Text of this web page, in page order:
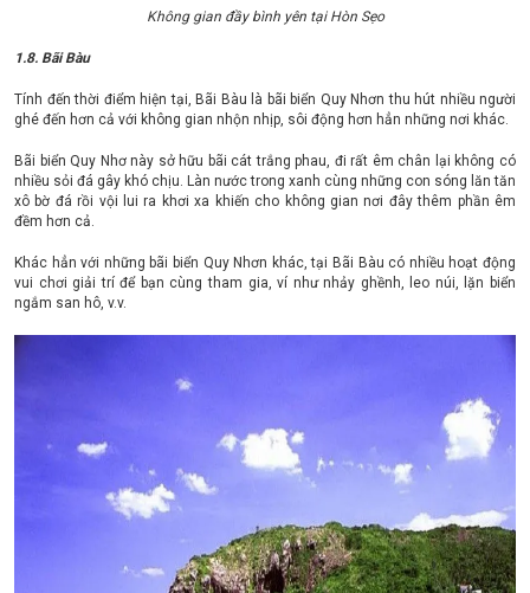
Không gian đầy bình yên tại Hòn Sẹo
1.8. Bãi Bàu
Tính đến thời điểm hiện tại, Bãi Bàu là bãi biển Quy Nhơn thu hút nhiều người
ghé đến hơn cả với không gian nhộn nhịp, sôi động hơn hẳn những nơi khác.
Bãi biển Quy Nhơ này sở hữu bãi cát trắng phau, đi rất êm chân lại không có
nhiều sỏi đá gây khó chịu. Làn nước trong xanh cùng những con sóng lăn tăn
xô bờ đá rồi vội lui ra khơi xa khiến cho không gian nơi đây thêm phần êm
đềm hơn cả.
Khác hẳn với những bãi biển Quy Nhơn khác, tại Bãi Bàu có nhiều hoạt động
vui chơi giải trí để bạn cùng tham gia, ví như nhảy ghềnh, leo núi, lặn biển
ngắm san hô, v.v.